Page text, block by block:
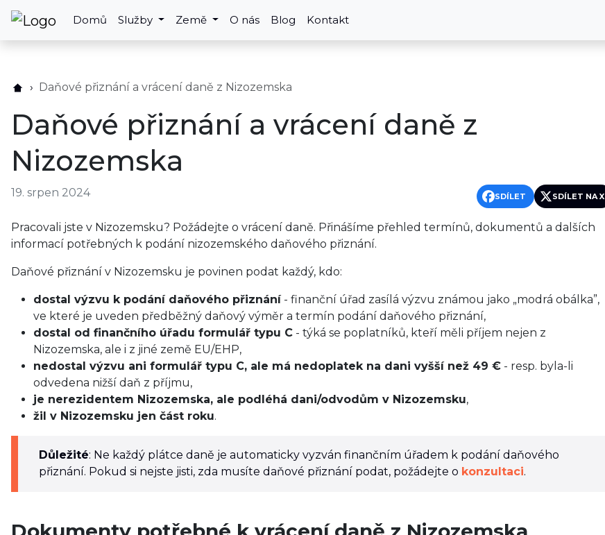
Domů Služby Země O nás Blog Kontakt
Daňové přiznání a vrácení daně z Nizozemska
Daňové přiznání a vrácení daně z
Nizozemska
19. srpen 2024 SDÍLET SDÍLET NA X
Pracovali jste v Nizozemsku? Požádejte o vrácení daně. Přinášíme přehled termínů, dokumentů a dalších
informací potřebných k podání nizozemského daňového přiznání.
Daňové přiznání v Nizozemsku je povinen podat každý, kdo:
dostal výzvu k podání daňového přiznání- finanční úřad zasílá výzvu známou jako „modrá obálka”,
ve které je uveden předběžný daňový výměr a termín podání daňového přiznání,
dostal od finančního úřadu formulář typu C - týká se poplatníků, kteří měli příjem nejen z
Nizozemska, ale i z jiné země EU/EHP,
nedostal výzvu ani formulář typu C, ale má nedoplatek na dani vyšší než 49 € - resp. byla-li
odvedena nižší daň z příjmu,
je nerezidentem Nizozemska, ale podléhá dani/odvodům v Nizozemsku,
žil v Nizozemsku jen část roku.
Důležité: Ne každý plátce daně je automaticky vyzván finančním úřadem k podání daňového
přiznání. Pokud si nejste jisti, zda musíte daňové přiznání podat, požádejte o konzultaci.